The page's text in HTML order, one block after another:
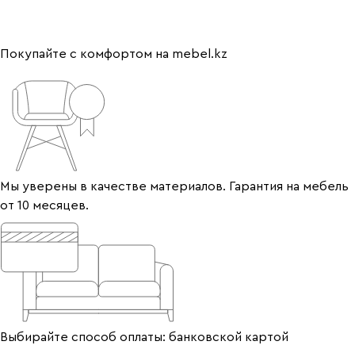
Покупайте с комфортом на mebel.kz
Мы уверены в качестве материалов. Гарантия на мебель
от 10 месяцев.
Выбирайте способ оплаты: банковской картой